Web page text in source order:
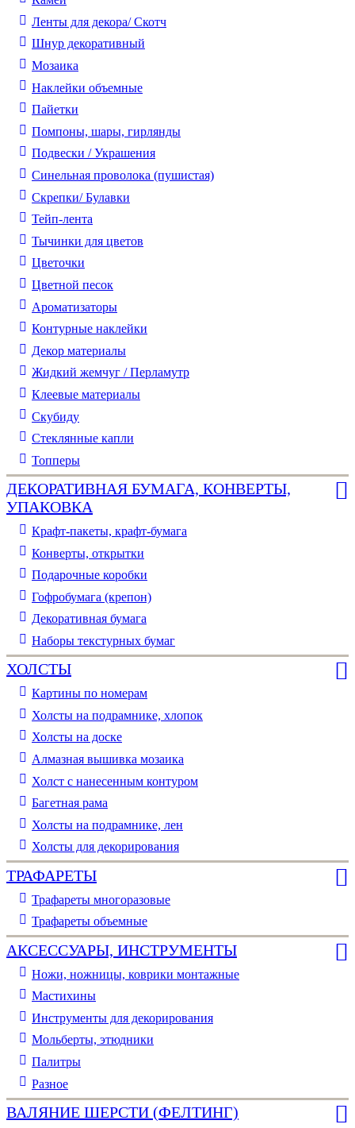
Ленты для декора/ Скотч
Шнур декоративный
Мозаика
Наклейки объемные
Пайетки
Помпоны, шары, гирлянды
Подвески / Украшения
Синельная проволока (пушистая)
Скрепки/ Булавки
Тейп-лента
Тычинки для цветов
Цветочки
Цветной песок
Ароматизаторы
Контурные наклейки
Декор материалы
Жидкий жемчуг / Перламутр
Клеевые материалы
Скубиду
Стеклянные капли
Топперы
ДЕКОРАТИВНАЯ БУМАГА, КОНВЕРТЫ,
УПАКОВКА
Крафт-пакеты, крафт-бумага
Конверты, открытки
Подарочные коробки
Гофробумага (крепон)
Декоративная бумага
Наборы текстурных бумаг
ХОЛСТЫ
Картины по номерам
Холсты на подрамнике, хлопок
Холсты на доске
Алмазная вышивка мозаика
Холст с нанесенным контуром
Багетная рама
Холсты на подрамнике, лен
Холсты для декорирования
ТРАФАРЕТЫ
Трафареты многоразовые
Трафареты объемные
АКСЕССУАРЫ, ИНСТРУМЕНТЫ
Ножи, ножницы, коврики монтажные
Мастихины
Инструменты для декорирования
Мольберты, этюдники
Палитры
Разное
ВАЛЯНИЕ ШЕРСТИ (ФЕЛТИНГ)